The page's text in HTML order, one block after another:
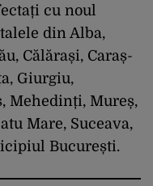
cu noul
din Alba,
Călărași, Caraș-
Giurgiu,
Mehedinți, Mureș,
Mare, Suceava,
București.